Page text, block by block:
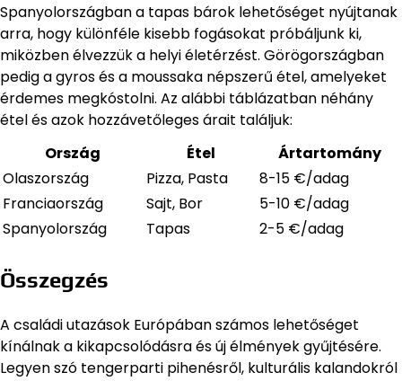
Spanyolországban a tapas bárok lehetőséget nyújtanak
arra, hogy különféle kisebb fogásokat próbáljunk ki,
miközben élvezzük a helyi életérzést. Görögországban
pedig a gyros és a moussaka népszerű étel, amelyeket
érdemes megkóstolni. Az alábbi táblázatban néhány
étel és azok hozzávetőleges árait találjuk:
Ország
Étel
Ártartomány
Olaszország
Pizza, Pasta
8-15 €/adag
Franciaország
Sajt, Bor
5-10 €/adag
Spanyolország
Tapas 2-5 €/adag
Összegzés
A családi utazások Európában számos lehetőséget
kínálnak a kikapcsolódásra és új élmények gyűjtésére.
Legyen szó tengerparti pihenésről, kulturális kalandokról